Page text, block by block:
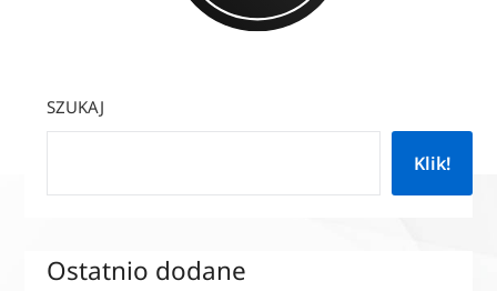
SZUKAJ
Klik!
Ostatnio dodane